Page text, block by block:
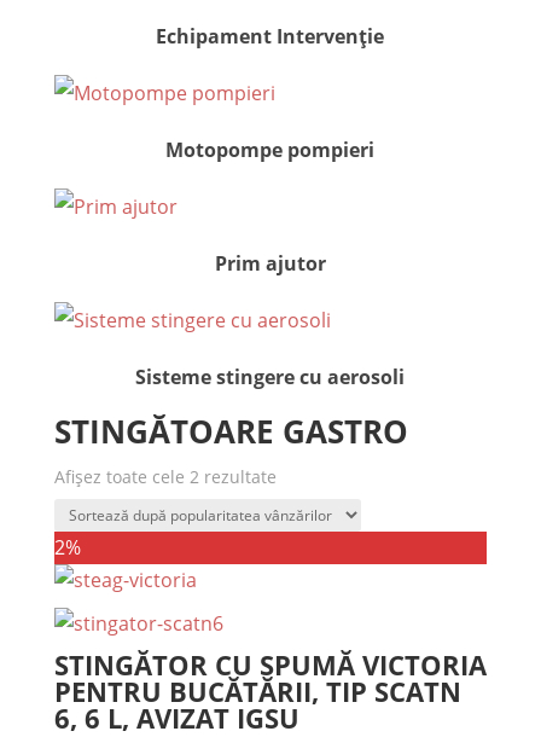
Echipament Intervenție
Motopompe pompieri
Prim ajutor
Sisteme stingere cu aerosoli
STINGĂTOARE GASTRO
Afișez toate cele 2 rezultate
2%
STINGĂTOR CU SPUMĂ VICTORIA
PENTRU BUCĂTĂRII, TIP SCATN
6, 6 L, AVIZAT IGSU